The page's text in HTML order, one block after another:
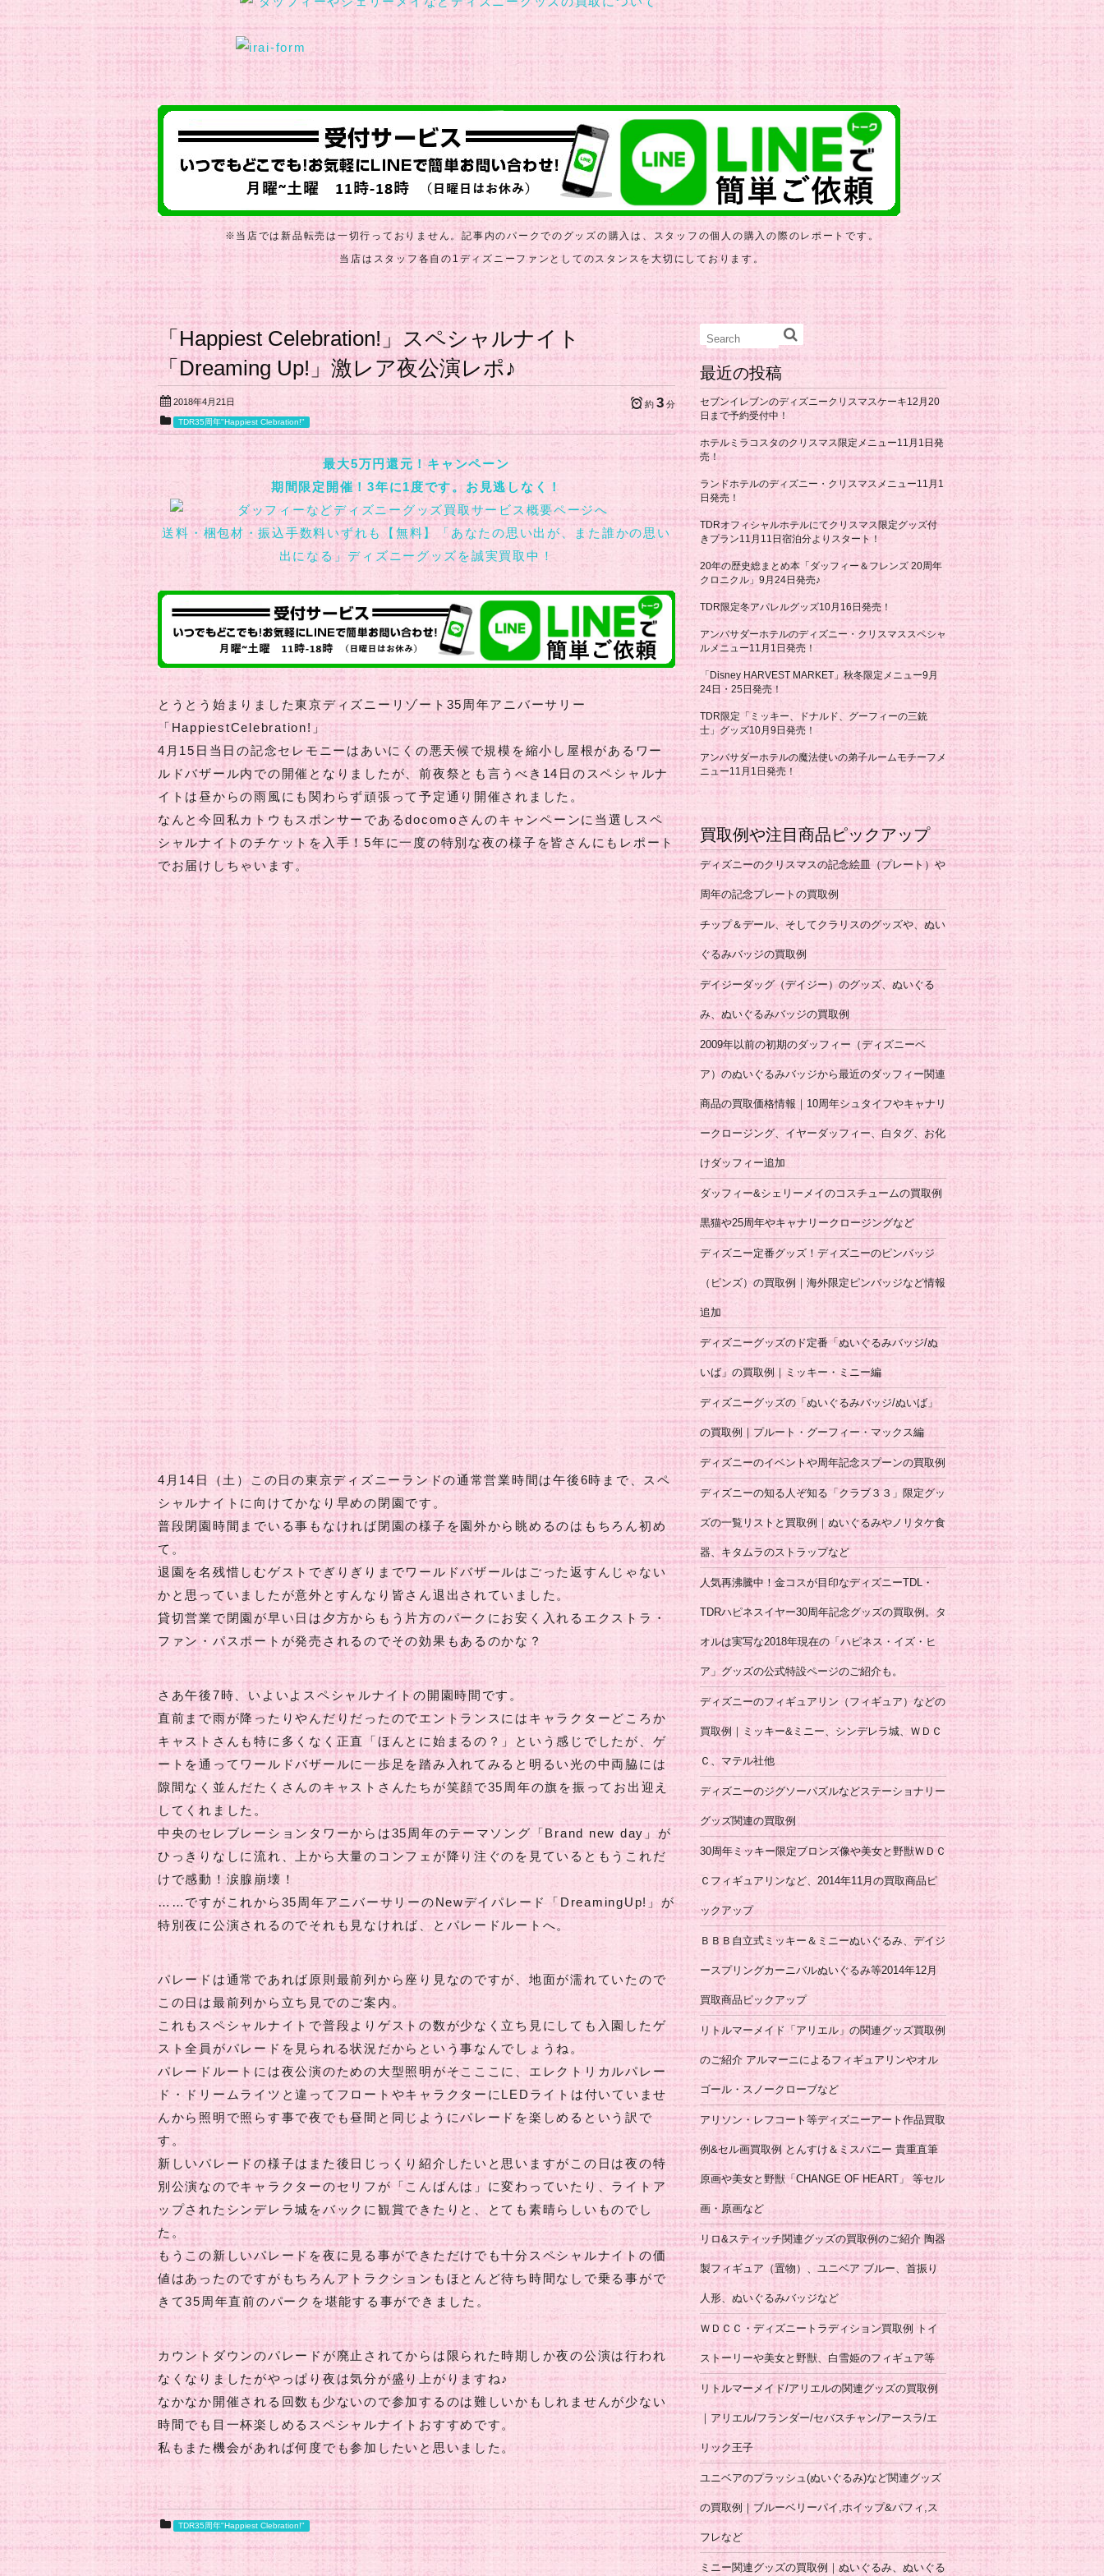
※当店では新品転売は一切行っておりません。記事内のパークでのグッズの購入は、スタッフの個人の購入の際のレポートです。
当店はスタッフ各自の1ディズニーファンとしてのスタンスを大切にしております。
「Happiest Celebration!」スペシャルナイト
「Dreaming Up!」激レア夜公演レポ♪
2018年4月21日 約 3 分
TDR35周年"Happiest Clebration!"
最大5万円還元！キャンペーン
期間限定開催！3年に1度です。お見逃しなく！
送料・梱包材・振込手数料いずれも【無料】「あなたの思い出が、また誰かの思い
出になる」ディズニーグッズを誠実買取中！
とうとう始まりました東京ディズニーリゾート35周年アニバーサリー
「HappiestCelebration!」
4月15日当日の記念セレモニーはあいにくの悪天候で規模を縮小し屋根があるワー
ルドバザール内での開催となりましたが、前夜祭とも言うべき14日のスペシャルナ
イトは昼からの雨風にも関わらず頑張って予定通り開催されました。
なんと今回私カトウもスポンサーであるdocomoさんのキャンペーンに当選しスペ
シャルナイトのチケットを入手！5年に一度の特別な夜の様子を皆さんにもレポート
でお届けしちゃいます。
4月14日（土）この日の東京ディズニーランドの通常営業時間は午後6時まで、スペ
シャルナイトに向けてかなり早めの閉園です。
普段閉園時間までいる事もなければ閉園の様子を園外から眺めるのはもちろん初め
て。
退園を名残惜しむゲストでぎりぎりまでワールドバザールはごった返すんじゃない
かと思っていましたが意外とすんなり皆さん退出されていました。
貸切営業で閉園が早い日は夕方からもう片方のパークにお安く入れるエクストラ・
ファン・パスポートが発売されるのでその効果もあるのかな？
さあ午後7時、いよいよスペシャルナイトの開園時間です。
直前まで雨が降ったりやんだりだったのでエントランスにはキャラクターどころか
キャストさんも特に多くなく正直「ほんとに始まるの？」という感じでしたが、ゲ
ートを通ってワールドバザールに一歩足を踏み入れてみると明るい光の中両脇には
隙間なく並んだたくさんのキャストさんたちが笑顔で35周年の旗を振ってお出迎え
してくれました。
中央のセレブレーションタワーからは35周年のテーマソング「Brand new day」が
ひっきりなしに流れ、上から大量のコンフェが降り注ぐのを見ているともうこれだ
けで感動！涙腺崩壊！
……ですがこれから35周年アニバーサリーのNewデイパレード「DreamingUp!」が
特別夜に公演されるのでそれも見なければ、とパレードルートへ。
パレードは通常であれば原則最前列から座り見なのですが、地面が濡れていたので
この日は最前列から立ち見でのご案内。
これもスペシャルナイトで普段よりゲストの数が少なく立ち見にしても入園したゲ
スト全員がパレードを見られる状況だからという事なんでしょうね。
パレードルートには夜公演のための大型照明がそこここに、エレクトリカルパレー
ド・ドリームライツと違ってフロートやキャラクターにLEDライトは付いていませ
んから照明で照らす事で夜でも昼間と同じようにパレードを楽しめるという訳で
す。
新しいパレードの様子はまた後日じっくり紹介したいと思いますがこの日は夜の特
別公演なのでキャラクターのセリフが「こんばんは」に変わっていたり、ライトア
ップされたシンデレラ城をバックに観賞できたりと、とても素晴らしいものでし
た。
もうこの新しいパレードを夜に見る事ができただけでも十分スペシャルナイトの価
値はあったのですがもちろんアトラクションもほとんど待ち時間なしで乗る事がで
きて35周年直前のパークを堪能する事ができました。
カウントダウンのパレードが廃止されてからは限られた時期しか夜の公演は行われ
なくなりましたがやっぱり夜は気分が盛り上がりますね♪
なかなか開催される回数も少ないので参加するのは難しいかもしれませんが少ない
時間でも目一杯楽しめるスペシャルナイトおすすめです。
私もまた機会があれば何度でも参加したいと思いました。
TDR35周年"Happiest Clebration!"
最近の投稿
セブンイレブンのディズニークリスマスケーキ12月20
日まで予約受付中！
ホテルミラコスタのクリスマス限定メニュー11月1日発
売！
ランドホテルのディズニー・クリスマスメニュー11月1
日発売！
TDRオフィシャルホテルにてクリスマス限定グッズ付
きプラン11月11日宿泊分よりスタート！
20年の歴史総まとめ本「ダッフィー＆フレンズ 20周年
クロニクル」9月24日発売♪
TDR限定冬アパレルグッズ10月16日発売！
アンバサダーホテルのディズニー・クリスマススペシャ
ルメニュー11月1日発売！
「Disney HARVEST MARKET」秋冬限定メニュー9月
24日・25日発売！
TDR限定「ミッキー、ドナルド、グーフィーの三銃
士」グッズ10月9日発売！
アンバサダーホテルの魔法使いの弟子ルームモチーフメ
ニュー11月1日発売！
買取例や注目商品ピックアップ
ディズニーのクリスマスの記念絵皿（プレート）や
周年の記念プレートの買取例
チップ＆デール、そしてクラリスのグッズや、ぬい
ぐるみバッジの買取例
デイジーダッグ（デイジー）のグッズ、ぬいぐる
み、ぬいぐるみバッジの買取例
2009年以前の初期のダッフィー（ディズニーベ
ア）のぬいぐるみバッジから最近のダッフィー関連
商品の買取価格情報｜10周年シュタイフやキャナリ
ークロージング、イヤーダッフィー、白タグ、お化
けダッフィー追加
ダッフィー&シェリーメイのコスチュームの買取例
黒猫や25周年やキャナリークロージングなど
ディズニー定番グッズ！ディズニーのピンバッジ
（ピンズ）の買取例｜海外限定ピンバッジなど情報
追加
ディズニーグッズのド定番「ぬいぐるみバッジ/ぬ
いば」の買取例｜ミッキー・ミニー編
ディズニーグッズの「ぬいぐるみバッジ/ぬいば」
の買取例｜プルート・グーフィー・マックス編
ディズニーのイベントや周年記念スプーンの買取例
ディズニーの知る人ぞ知る「クラブ３３」限定グッ
ズの一覧リストと買取例｜ぬいぐるみやノリタケ食
器、キタムラのストラップなど
人気再沸騰中！金コスが目印なディズニーTDL・
TDRハピネスイヤー30周年記念グッズの買取例。タ
オルは実写な2018年現在の「ハピネス・イズ・ヒ
ア」グッズの公式特設ページのご紹介も。
ディズニーのフィギュアリン（フィギュア）などの
買取例｜ミッキー&ミニー、シンデレラ城、ＷＤＣ
Ｃ、マテル社他
ディズニーのジグソーパズルなどステーショナリー
グッズ関連の買取例
30周年ミッキー限定ブロンズ像や美女と野獣ＷＤＣ
Ｃフィギュアリンなど、2014年11月の買取商品ピ
ックアップ
ＢＢＢ自立式ミッキー＆ミニーぬいぐるみ、デイジ
ースプリングカーニバルぬいぐるみ等2014年12月
買取商品ピックアップ
リトルマーメイド「アリエル」の関連グッズ買取例
のご紹介 アルマーニによるフィギュアリンやオル
ゴール・スノークローブなど
アリソン・レフコート等ディズニーアート作品買取
例&セル画買取例 とんすけ＆ミスバニー 貴重直筆
原画や美女と野獣「CHANGE OF HEART」 等セル
画・原画など
リロ&スティッチ関連グッズの買取例のご紹介 陶器
製フィギュア（置物）、ユニベア ブルー、首振り
人形、ぬいぐるみバッジなど
ＷＤＣＣ・ディズニートラディション買取例 トイ
ストーリーや美女と野獣、白雪姫のフィギュア等
リトルマーメイド/アリエルの関連グッズの買取例
｜アリエル/フランダー/セバスチャン/アースラ/エ
リック王子
ユニベアのプラッシュ(ぬいぐるみ)など関連グッズ
の買取例｜ブルーベリーパイ,ホイップ&パフィ,ス
フレなど
ミニー関連グッズの買取例｜ぬいぐるみ、ぬいぐる